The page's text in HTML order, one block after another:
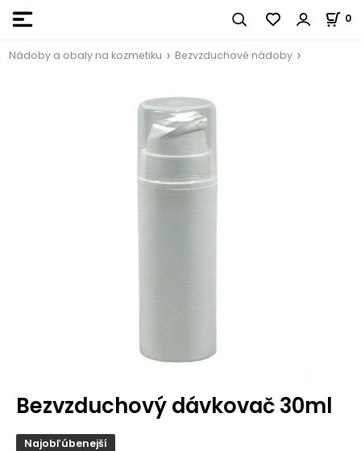
0
Nádoby a obaly na kozmetiku Bezvzduchové nádoby
Bezvzduchový dávkovač 30ml
Najobľúbenejší